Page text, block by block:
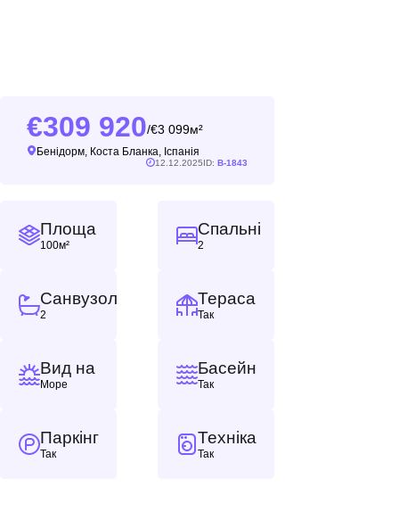
309 920/ 3 099м²
Бенідорм, Коста Бланка, Іспанія
12.12.2025ID: B-1843
Площа
100м²
Спальні
2
Санвузол
2
Тераса
Так
Вид на
Море
Басейн
Так
Паркінг
Так
Техніка
Так